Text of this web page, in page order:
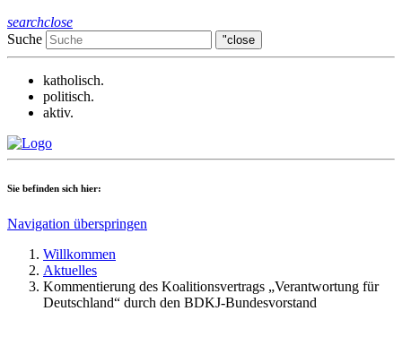
searchclose
Suche
"close
katholisch.
politisch.
aktiv.
Sie befinden sich hier:
Navigation überspringen
Willkommen
Aktuelles
Kommentierung des Koalitionsvertrags „Verantwortung für
Deutschland“ durch den BDKJ-Bundesvorstand